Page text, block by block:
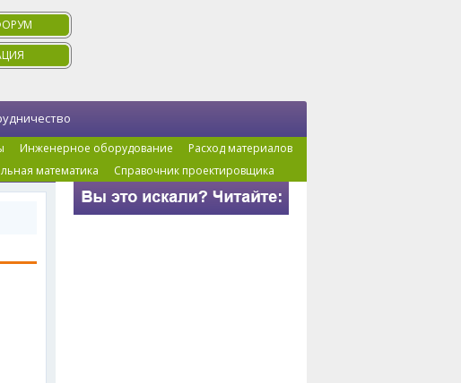
Инженерное оборудование
Расход материалов
математика Справочник проектировщика